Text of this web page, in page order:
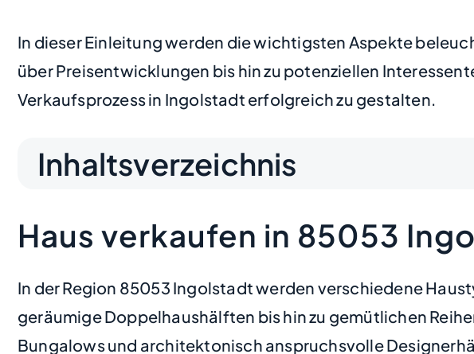
In dieser Einleitung werden die wichtigsten Aspekte
über Preisentwicklungen bis hin zu potenziellen
Verkaufsprozess in Ingolstadt erfolgreich zu gestalten.
Inhaltsverzeichnis
Haus verkaufen in 85053
In der Region 85053 Ingolstadt werden verschiedene
geräumige Doppelhaushälften bis hin zu gemütlichen
Bungalows und architektonisch anspruchsvolle